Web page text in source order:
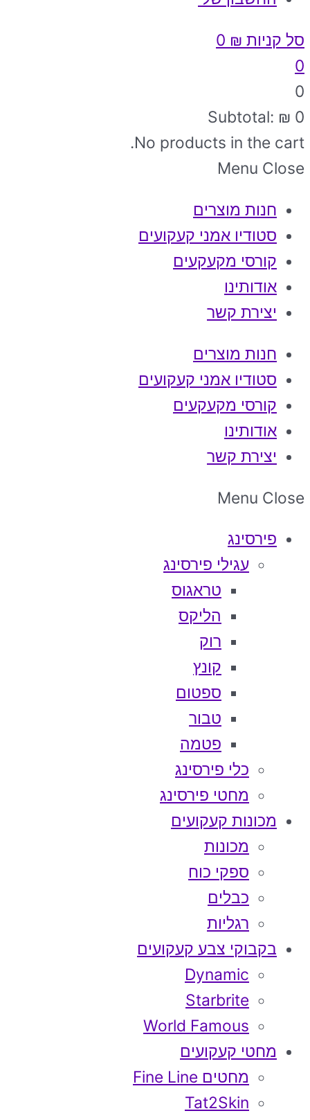
סל קניות ₪
0
0
Subtotal: ₪ 0
No products in the cart.
Menu Close
חנות מוצרים
סטודיו אמני קעקועים
קורסי מקעקעים
אודותינו
יצירת קשר
חנות מוצרים
סטודיו אמני קעקועים
קורסי מקעקעים
אודותינו
יצירת קשר
Menu Close
פירסינג
עגילי פירסינג
טראגוס
הליקס
רוק
קונץ
ספטום
טבור
פטמה
כלי פירסינג
מחטי פירסינג
מכונות קעקועים
מכונות
ספקי כוח
כבלים
רגליות
בקבוקי צבע קעקועים
Dynamic
Starbrite
World Famous
מחטי קעקועים
מחטים Fine Line
Tat2Skin